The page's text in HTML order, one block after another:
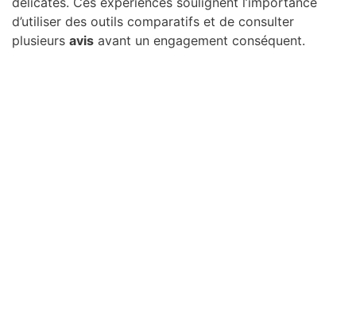
d’utiliser des outils comparatifs et de consulter
plusieurs avis avant un engagement conséquent.